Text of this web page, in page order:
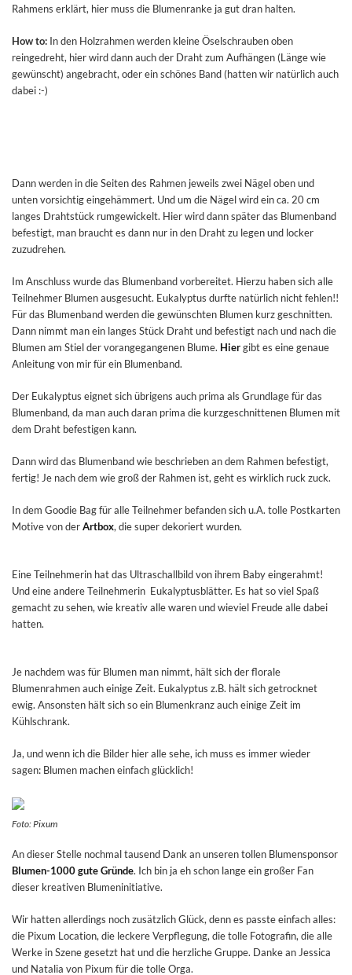
Rahmens erklärt, hier muss die Blumenranke ja gut dran halten.
How to: In den Holzrahmen werden kleine Öselschrauben oben
reingedreht, hier wird dann auch der Draht zum Aufhängen (Länge wie
gewünscht) angebracht, oder ein schönes Band (hatten wir natürlich auch
dabei :-)
Dann werden in die Seiten des Rahmen jeweils zwei Nägel oben und
unten vorsichtig eingehämmert. Und um die Nägel wird ein ca. 20 cm
langes Drahtstück rumgewickelt. Hier wird dann später das Blumenband
befestigt, man braucht es dann nur in den Draht zu legen und locker
zuzudrehen.
Im Anschluss wurde das Blumenband vorbereitet. Hierzu haben sich alle
Teilnehmer Blumen ausgesucht. Eukalyptus durfte natürlich nicht fehlen!!
Für das Blumenband werden die gewünschten Blumen kurz geschnitten.
Dann nimmt man ein langes Stück Draht und befestigt nach und nach die
Blumen am Stiel der vorangegangenen Blume. Hiergibt es eine genaue
Anleitung von mir für ein Blumenband.
Der Eukalyptus eignet sich übrigens auch prima als Grundlage für das
Blumenband, da man auch daran prima die kurzgeschnittenen Blumen mit
dem Draht befestigen kann.
Dann wird das Blumenband wie beschrieben an dem Rahmen befestigt,
fertig! Je nach dem wie groß der Rahmen ist, geht es wirklich ruck zuck.
In dem Goodie Bag für alle Teilnehmer befanden sich u.A. tolle Postkarten
Motive von derArtbox, die super dekoriert wurden.
Eine Teilnehmerin hat das Ultraschallbild von ihrem Baby eingerahmt!
Und eine andere Teilnehmerin Eukalyptusblätter. Es hat so viel Spaß
gemacht zu sehen, wie kreativ alle waren und wieviel Freude alle dabei
hatten.
Je nachdem was für Blumen man nimmt, hält sich der florale
Blumenrahmen auch einige Zeit. Eukalyptus z.B. hält sich getrocknet
ewig. Ansonsten hält sich so ein Blumenkranz auch einige Zeit im
Kühlschrank.
Ja, und wenn ich die Bilder hier alle sehe, ich muss es immer wieder
sagen: Blumen machen einfach glücklich!
Foto: Pixum
An dieser Stelle nochmal tausend Dank an unseren tollen Blumensponsor
Blumen-1000 gute Gründe. Ich bin ja eh schon lange ein großer Fan
dieser kreativen Blumeninitiative.
Wir hatten allerdings noch zusätzlich Glück, denn es passte einfach alles:
die Pixum Location, die leckere Verpflegung, die tolle Fotografin, die alle
Werke in Szene gesetzt hat und die herzliche Gruppe. Danke an Jessica
und Natalia von Pixum für die tolle Orga.